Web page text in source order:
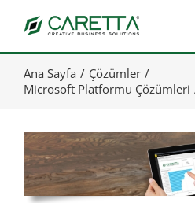
content
Ana Sayfa
Çözümler
Microsoft Platformu Çözümleri